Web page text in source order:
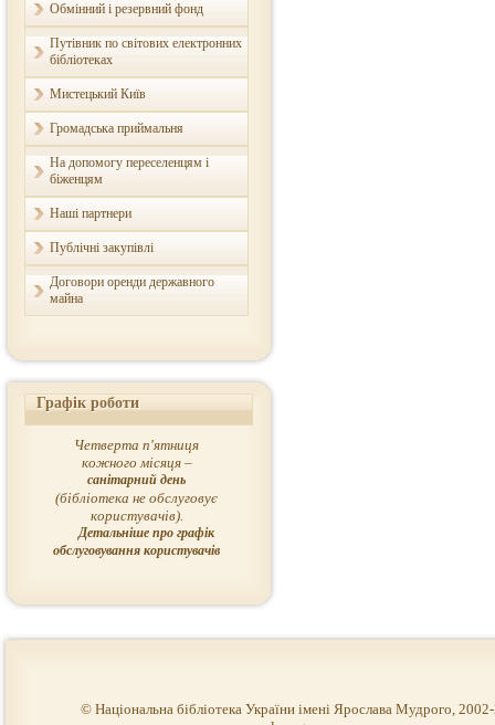
Обмінний і резервний фонд
Путівник по світових електронних
бібліотеках
Мистецький Київ
Громадська приймальня
На допомогу переселенцям і
біженцям
Наші партнери
Публічні закупівлі
Договори оренди державного
майна
Графік роботи
Четверта п'ятниця
кожного місяця –
санітарний день
(бібліотека не обслуговує
користувачів).
Детальніше про графік
обслуговування користувачів
© Національна бібліотека України імені Ярослава Мудрого,